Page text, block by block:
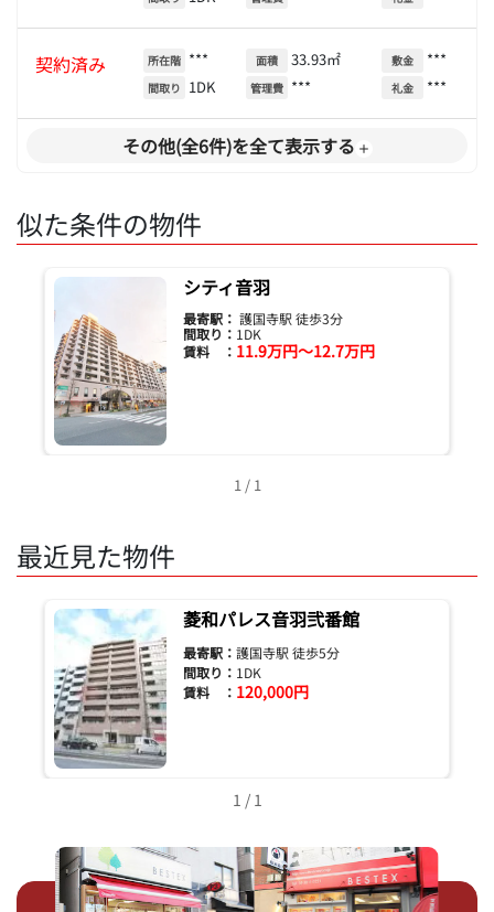
契約済み 所在階 ***
間取り 1DK
面積 33.93㎡
管理費 ***
敷金 ***
礼金 ***
その他(全6件)を全て表示する
似た条件の物件
シティ音羽
最寄駅： 護国寺駅 徒歩3分
間取り： 1DK
賃料 ： 11.9万円～12.7万円
1 / 1
最近見た物件
菱和パレス音羽弐番館
最寄駅： 護国寺駅 徒歩5分
間取り： 1DK
賃料 ： 120,000円
1 / 1